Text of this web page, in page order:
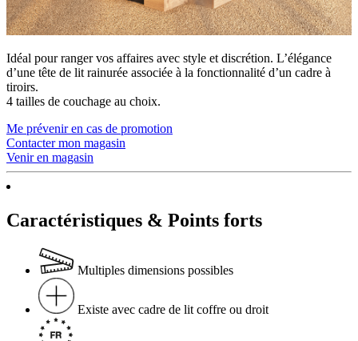
Idéal pour ranger vos affaires avec style et discrétion. L’élégance
d’une tête de lit rainurée associée à la fonctionnalité d’un cadre à
tiroirs.
4 tailles de couchage au choix.
Me prévenir en cas de promotion
Contacter mon magasin
Venir en magasin
Caractéristiques & Points forts
Multiples dimensions possibles
Existe avec cadre de lit coffre ou droit